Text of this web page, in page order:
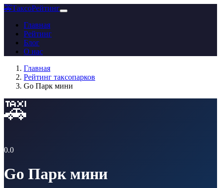
🚕ТаксоРейтинг
Главная
Рейтинг
Блог
О нас
Главная
Рейтинг таксопарков
Go Парк мини
🚕
0.0
Go Парк мини